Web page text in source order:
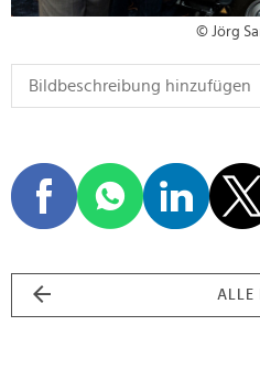
© Jörg
ALLE